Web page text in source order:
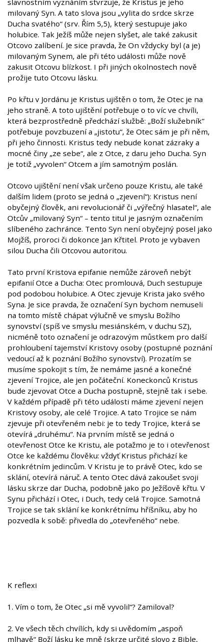
slavnostním vyznáním stvrzuje, že Kristus je jeho
milovaný Syn. A tato slova jsou „vylita do srdce skrze
Ducha svatého“ (srv. Řím 5,5), který sestupuje jako
holubice. Tak Ježíš může nejen slyšet, ale také zakusit
Otcovo zalíbení. Je sice pravda, že On vždycky byl (a je)
milovaným Synem, ale při této události může nově
zakusit Otcovu blízkost. I při jiných okolnostech nově
prožije tuto Otcovu lásku.
Po křtu v Jordánu je Kristus ujištěn o tom, že Otec je na
jeho straně. A toto ujištění potřebuje o to víc ve chvíli,
která bezprostředně předchází službě: „Boží služebník“
potřebuje povzbuzení a „jistotu“, že Otec sám je při něm,
při jeho činnosti. Kristus tedy nebude konat zázraky a
mocné činy „ze sebe“, ale z Otce, z daru jeho Ducha. Syn
je totiž „vyvolen“ Otcem a jím samotným poslán.
Otcovo ujištění není však určeno pouze Kristu, ale také
dalším lidem (proto se jedná o „zjevení“): Kristus není
obyčejný člověk, ani revolucionář či „výřečný hlasatel“, ale
Otcův „milovaný Syn“ – tento titul je jasným označením
slíbeného zachránce. Tento Syn není obyčejný posel jako
Mojžíš, proroci či dokonce Jan Křtitel. Proto je vybaven
silou Ducha čili Otcovou autoritou.
Tato první Kristova epifanie nemůže zároveň nebýt
epifanií Otce a Ducha: Otec promlouvá, Duch sestupuje
pod podobou holubice. A Otec zjevuje Krista jako svého
Syna. Je sice pravda, že označení Syn bychom nemuseli
na tomto místě chápat výlučně ve smyslu Božího
synovství (spíš ve smyslu mesiánském, v duchu SZ),
nicméně toto označení je odrazovým můstkem pro další
prohloubení tajemství Kristovy osoby (postupné poznání
vedoucí až k poznání Božího synovství). Prozatím se
musíme spokojit s tím, že nemáme jasné a konečné
zjevení Trojice, ale jen počáteční. Koneckonců Kristus
bude zjevovat Otce a Ducha postupně, stejně tak i sebe.
V každém případě při této události máme zjevení nejen
Kristovy osoby, ale celé Trojice. A tato Trojice se nám
zjevuje při otevřeném nebi: je to tedy Trojice, která se
otevírá „druhému“. Na prvním místě se jedná o
otevřenost Otce ke Kristu, ale potažmo je to i otevřenost
Otce ke každému člověku: vždyť Kristus přichází ke
konkrétním jedincům. V Kristu je to právě Otec, kdo se
sklání, otevírá náruč. A tento Otec dává zakoušet svoji
lásku skrze dar Ducha, podobně jako po Ježíšově křtu. V
Synu přichází i Otec, i Duch, tedy celá Trojice. Samotná
Trojice se tak sklání ke konkrétnímu hříšníku, aby ho
pozvedla k sobě: přivedla do „otevřeného“ nebe.
K reflexi
1. Vím o tom, že Otec „si mě vyvolil“? Zamiloval?
2. Ve všech těch chvílích, kdy si uvědomím „aspoň
mlhavě“ Boží lásku ke mně (skrze určité slovo z Bible,